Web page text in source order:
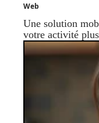
Web
Une solution
votre activité